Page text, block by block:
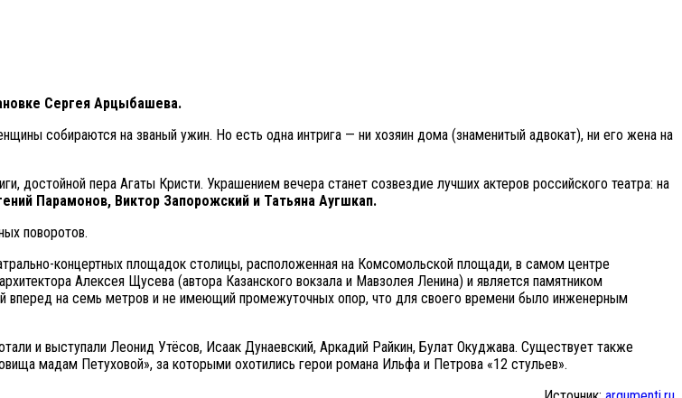
Сергея Арцыбашева.
собираются на званый ужин. Но есть одна интрига — ни хозяин дома (знаменитый адвокат), ни его жена на
достойной пера Агаты Кристи. Украшением вечера станет созвездие лучших актеров российского театра: на
Парамонов, Виктор Запорожский и Татьяна Аугшкап.
поворотов.
концертных площадок столицы, расположенная на Комсомольской площади, в самом центре
Алексея Щусева (автора Казанского вокзала и Мавзолея Ленина) и является памятником
вперед на семь метров и не имеющий промежуточных опор, что для своего времени было инженерным
и выступали Леонид Утёсов, Исаак Дунаевский, Аркадий Райкин, Булат Окуджава. Существует также
мадам Петуховой», за которыми охотились герои романа Ильфа и Петрова «12 стульев».